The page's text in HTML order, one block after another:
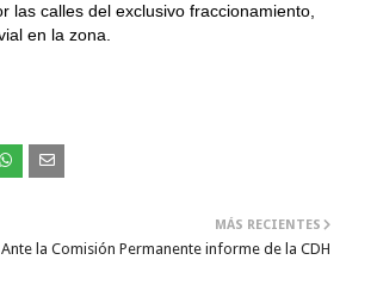
calles del exclusivo fraccionamiento,
en la zona.
MÁS RECIENTES
Ante la Comisión Permanente informe de la CDH